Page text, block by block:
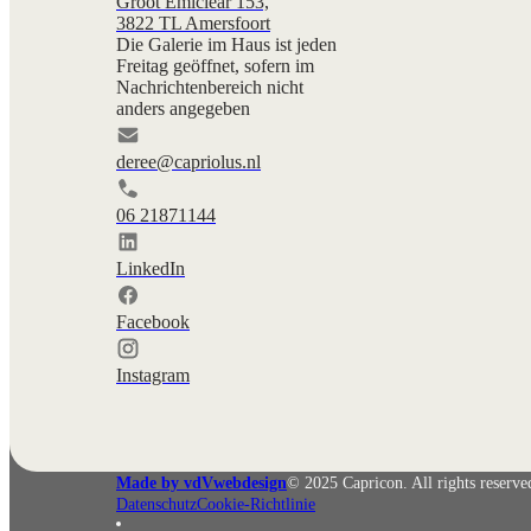
3822 TL Amersfoort
Die Galerie im Haus ist jeden
Freitag geöffnet, sofern im
Nachrichtenbereich nicht
anders angegeben
deree@capriolus.nl
06 21871144
LinkedIn
Facebook
Instagram
Made by vdVwebdesign© 2025 Capricon. All rights
DatenschutzCookie-Richtlinie